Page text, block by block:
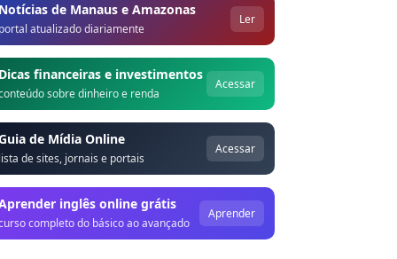
de Manaus e Amazonas
atualizado diariamente
Ler
financeiras e investimentos
sobre dinheiro e renda
Acessar
de Mídia Online
de sites, jornais e portais
Acessar
inglês online grátis
completo do básico ao avançado
Aprender